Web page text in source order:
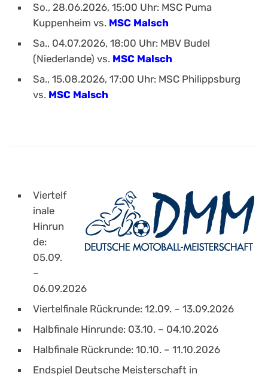
So., 28.06.2026, 15:00 Uhr: MSC Puma
Kuppenheim vs. MSC Malsch
Sa., 04.07.2026, 18:00 Uhr: MBV Budel
(Niederlande) vs. MSC Malsch
Sa., 15.08.2026, 17:00 Uhr: MSC Philippsburg
vs. MSC Malsch
Viertelf
inale
Hinrun
de:
05.09.
–
06.09.2026
Viertelfinale Rückrunde: 12.09. – 13.09.2026
Halbfinale Hinrunde: 03.10. – 04.10.2026
Halbfinale Rückrunde: 10.10. – 11.10.2026
Endspiel Deutsche Meisterschaft in